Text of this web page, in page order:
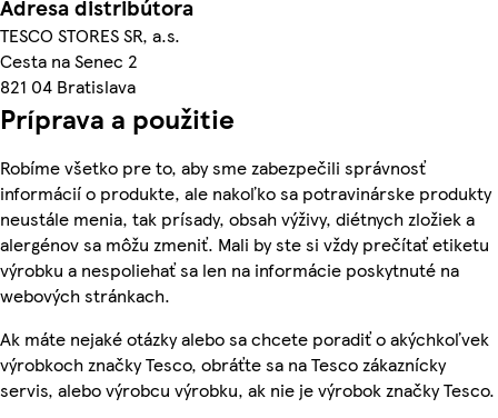
Adresa distribútora
TESCO STORES SR, a.s.
Cesta na Senec 2
821 04 Bratislava
Príprava a použitie
Robíme všetko pre to, aby sme zabezpečili správnosť
informácií o produkte, ale nakoľko sa potravinárske produkty
neustále menia, tak prísady, obsah výživy, diétnych zložiek a
alergénov sa môžu zmeniť. Mali by ste si vždy prečítať etiketu
výrobku a nespoliehať sa len na informácie poskytnuté na
webových stránkach.
Ak máte nejaké otázky alebo sa chcete poradiť o akýchkoľvek
výrobkoch značky Tesco, obráťte sa na Tesco zákaznícky
servis, alebo výrobcu výrobku, ak nie je výrobok značky Tesco.